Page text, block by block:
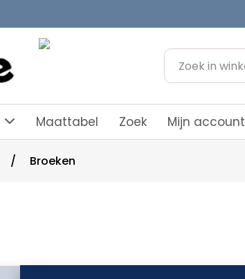
Maattabel Zoek Mijn account
/ Broeken